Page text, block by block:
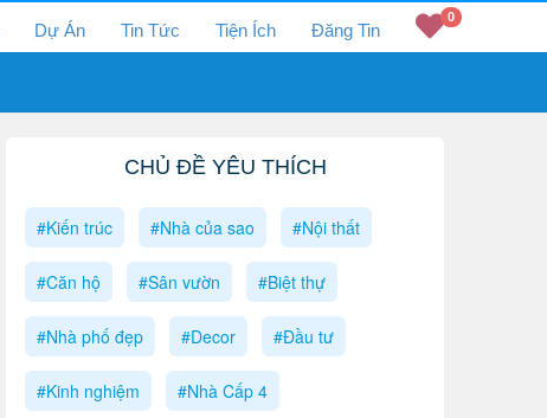
Dự Án Tin Tức Tiện Ích Đăng Tin
0
CHỦ ĐỀ YÊU THÍCH
#Kiến trúc #Nhà của sao #Nội thất
#Căn hộ #Sân vườn #Biệt thự
#Nhà phố đẹp #Decor #Đầu tư
#Kinh nghiệm #Nhà Cấp 4